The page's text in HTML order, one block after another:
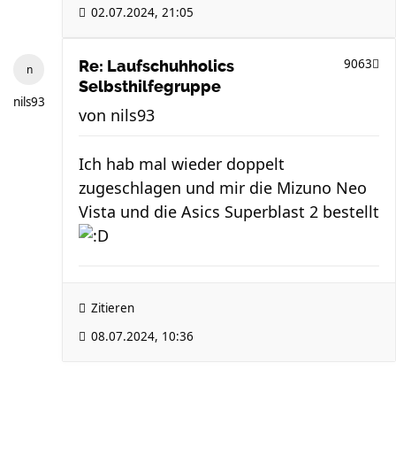
02.07.2024, 21:05
nils93
Re: Laufschuhholics
Selbsthilfegruppe
9063
von nils93
Ich hab mal wieder doppelt
zugeschlagen und mir die Mizuno Neo
Vista und die Asics Superblast 2 bestellt
Zitieren
08.07.2024, 10:36